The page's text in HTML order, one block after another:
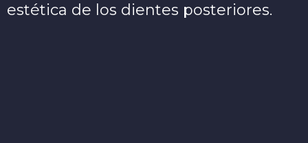
estética de los dientes posteriores.